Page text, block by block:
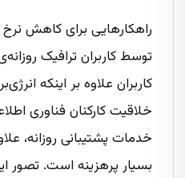
راهکارهایی برای کاهش
توسط کاربران ترافیک
کاربران علاوه بر اینکه
خلاقیت کارکنان فناوری
خدمات پشتیبانی روزانه،
بسیار پرهزینه است. تصور